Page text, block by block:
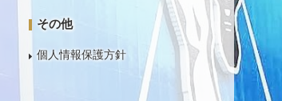
その他
個人情報保護方針